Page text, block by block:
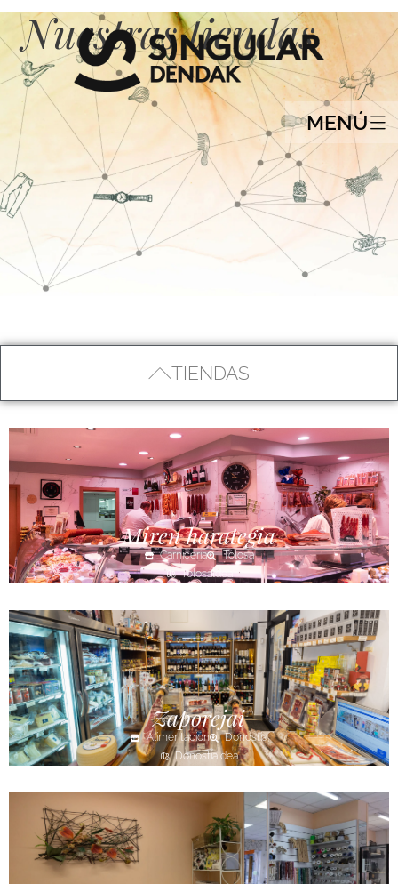
MENÚ
Nuestras tiendas
TIENDAS
Miren harategia
Carnicería
Tolosa
Tolosaldea
Zaporejai
Alimentación
Donostia
Donostialdea